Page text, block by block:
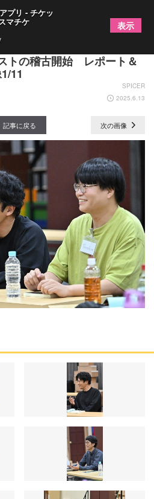
台『ハリー・ポッターと呪
トの稽古開始 レポート＆
11
SPICER
2025.6.13
記事に戻る 次の画像
プリ - チケッ
マチケ 表示